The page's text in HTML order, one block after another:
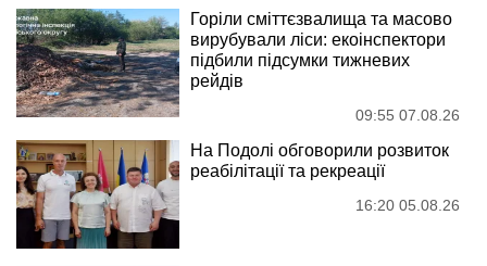
Горіли сміттєзвалища та масово
вирубували ліси: екоінспектори
підбили підсумки тижневих
рейдів
09:55 07.08.26
На Подолі обговорили розвиток
реабілітації та рекреації
16:20 05.08.26